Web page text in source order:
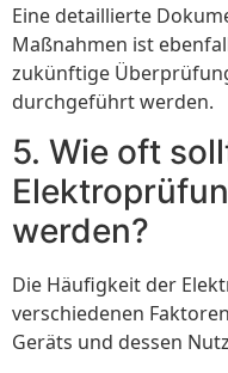
Eine detaillierte
Maßnahmen ist
zukünftige
durchgeführt werden.
5. Wie oft
werden?
Die Häufigkeit der
verschiedenen
Geräts und dessen